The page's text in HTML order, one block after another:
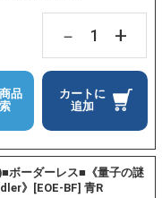
－ +
カートに
追加
品
ボーダーレス■《量子の謎
》[EOE-BF] 青R